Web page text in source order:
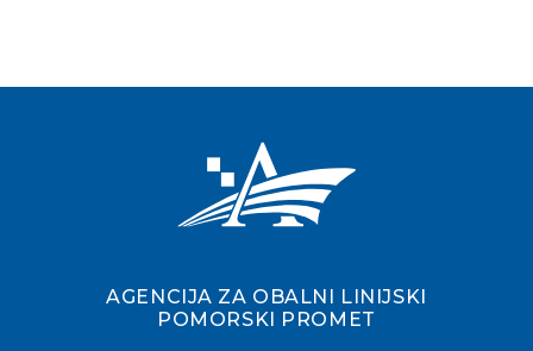
AGENCIJA ZA OBALNI LINIJSKI
POMORSKI PROMET